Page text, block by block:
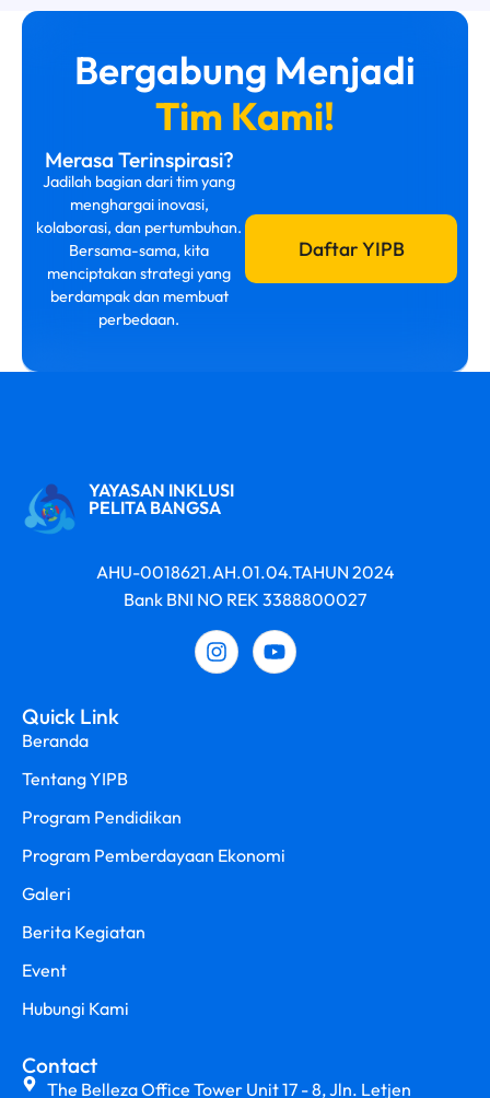
Bergabung Menjadi
Tim Kami!
Merasa Terinspirasi?
Jadilah bagian dari tim yang
menghargai inovasi,
kolaborasi, dan pertumbuhan.
Bersama-sama, kita
menciptakan strategi yang
berdampak dan membuat
perbedaan.
Daftar YIPB
YAYASAN INKLUSI
PELITA BANGSA
AHU-0018621.AH.01.04.TAHUN 2024
Bank BNI NO REK 3388800027
Quick Link
Beranda
Tentang YIPB
Program Pendidikan
Program Pemberdayaan Ekonomi
Galeri
Berita Kegiatan
Event
Hubungi Kami
Contact
The Belleza Office Tower Unit 17 - 8, Jln. Letjen